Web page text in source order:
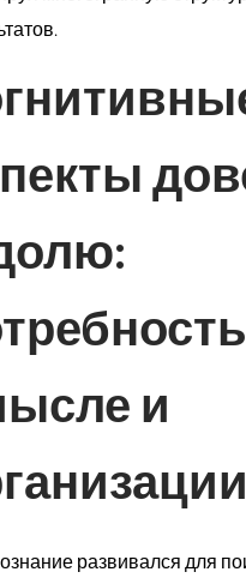
и
развивался для